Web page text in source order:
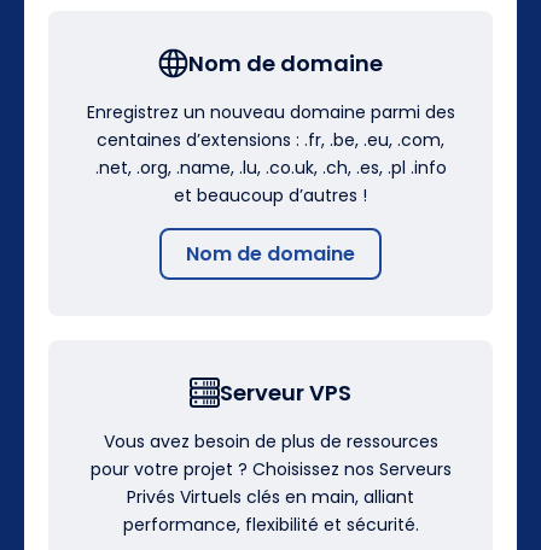
Nom de domaine
Enregistrez un nouveau domaine parmi des
centaines d’extensions : .fr, .be, .eu, .com,
.net, .org, .name, .lu, .co.uk, .ch, .es, .pl .info
et beaucoup d’autres !
Nom de domaine
Serveur VPS
Vous avez besoin de plus de ressources
pour votre projet ? Choisissez nos Serveurs
Privés Virtuels clés en main, alliant
performance, flexibilité et sécurité.